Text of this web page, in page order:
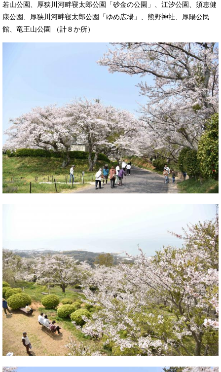
若山公園、厚狭川河畔寝太郎公園「砂金の公園」、江汐公園、須恵健
康公園、厚狭川河畔寝太郎公園「ゆめ広場」、熊野神社、厚陽公民
館、竜王山公園 （計８か所）